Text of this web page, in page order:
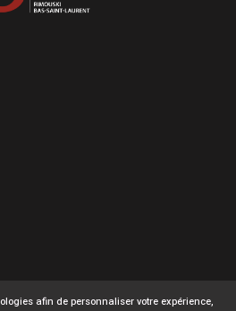
afin de personnaliser votre expérience,